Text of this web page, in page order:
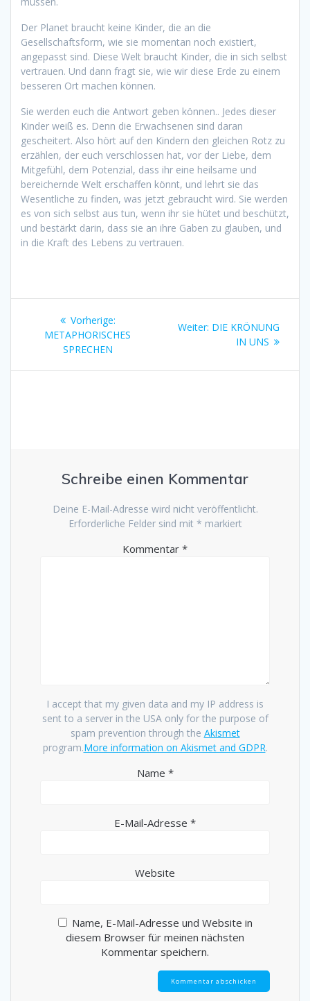
Der Planet braucht keine Kinder, die an die
Gesellschaftsform, wie sie momentan noch existiert,
angepasst sind. Diese Welt braucht Kinder, die in sich selbst
vertrauen. Und dann fragt sie, wie wir diese Erde zu einem
besseren Ort machen können.
Sie werden euch die Antwort geben können.. Jedes dieser
Kinder weiß es. Denn die Erwachsenen sind daran
gescheitert. Also hört auf den Kindern den gleichen Rotz zu
erzählen, der euch verschlossen hat, vor der Liebe, dem
Mitgefühl, dem Potenzial, dass ihr eine heilsame und
bereichernde Welt erschaffen könnt, und lehrt sie das
Wesentliche zu finden, was jetzt gebraucht wird. Sie werden
es von sich selbst aus tun, wenn ihr sie hütet und beschützt,
und bestärkt darin, dass sie an ihre Gaben zu glauben, und
in die Kraft des Lebens zu vertrauen.
Beitragsnavigation
Vorherige:Vorheriger
Beitrag:
METAPHORISCHES
SPRECHEN
Weiter: Nächster
Beitrag:
DIE KRÖNUNG
IN UNS
Schreibe einen Kommentar
Deine E-Mail-Adresse wird nicht veröffentlicht.
Erforderliche Felder sind mit * markiert
Kommentar *
I accept that my given data and my IP address is
sent to a server in the USA only for the purpose of
spam prevention through the Akismet
program.More information on Akismet and GDPR.
Name *
E-Mail-Adresse *
Website
Name, E-Mail-Adresse und Website in
diesem Browser für meinen nächsten
Kommentar speichern.